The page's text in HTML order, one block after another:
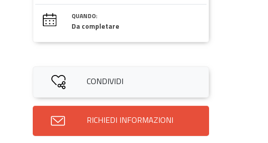
QUANDO:
Da completare
CONDIVIDI
RICHIEDI INFORMAZIONI